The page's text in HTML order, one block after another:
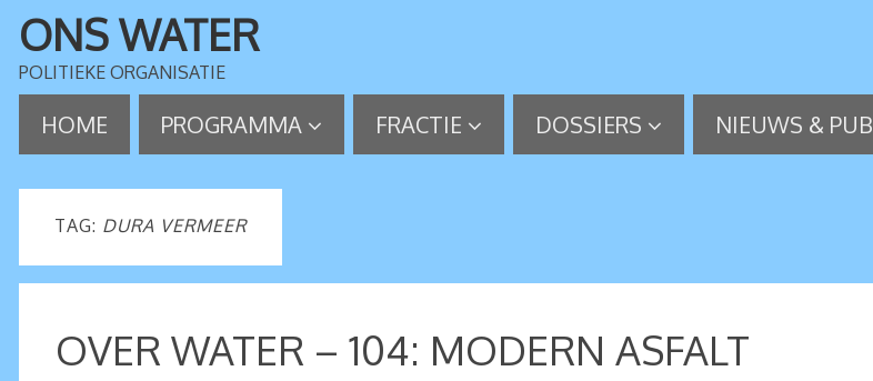
ONS WATER
POLITIEKE ORGANISATIE
HOME PROGRAMMA FRACTIE DOSSIERS NIEUWS &
TAG: DURA VERMEER
OVER WATER – 104: MODERN ASFALT